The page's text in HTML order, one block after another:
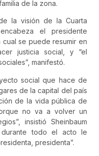
de la zona.
la visión de la Cuarta
el presidente
se puede resumir en
justicia social, y “el
manifestó.
social que hace de
de la capital del país
de la vida pública de
no va a volver un
insistió Sheinbaum
todo el acto le
presidenta”.